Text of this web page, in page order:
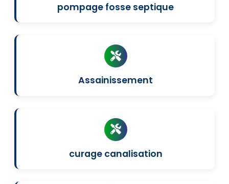
pompage fosse septique
Assainissement
curage canalisation